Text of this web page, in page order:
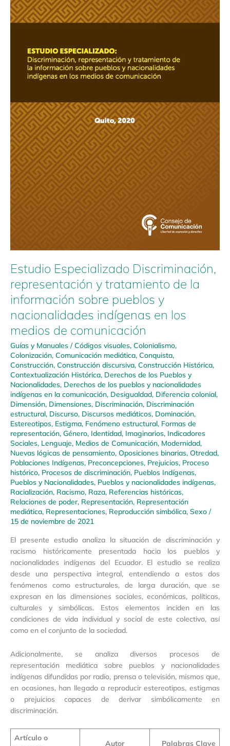
Estudio Especializado Discriminación,
representación y tratamiento de la
información sobre pueblos y
nacionalidades indígenas en los
medios de comunicación
Guías y Manuales /Códigos visuales, Colonialismo,
Colonización, Comunicación mediática, Conquista,
Construcción, Construcción discursiva, Construcción Histórica,
Contextualización Histórica, Derechos de los Pueblos y
Nacionalidades, Derechos de los pueblos y nacionalidades
indígenas en la comunicación, Desigualdad, Diferencia colonial,
Dimensión, Dimensiones, Discriminación, Discriminación
estructural, Discurso, Discursos mediáticos, Dominación,
Estereotipos, Estigma, Fenómeno estructural, Formas de
representación, Género, Identidad, Imaginarios, Indicadores
Sociales, Lenguaje, Medios de Comunicación, Modernidad,
Nuevas lógicas de pensamiento, Oposiciones binarias, Otredad,
Poblaciones Indígenas, Preconcepciones, Prejuicios, Proceso
histórico, Procesos de discriminación, Pueblos Indígenas,
Pueblos y Nacionalidades, Pueblos y nacionalidades indígenas,
Racialización, Racismo, Raza, Referencias históricas,
Relaciones de poder, Representación, Representación
mediática, Representaciones, Reproducción simbólica, Sexo /
15 de noviembre de 2021
El presente estudio analiza la situación de discriminación y
racismo históricamente presentada hacia los pueblos y
nacionalidades indígenas del Ecuador. El estudio se realiza
desde una perspectiva integral, entendiendo a estos dos
fenómenos como estructurales, de larga duración, que se
expresan en las dimensiones sociales, económicas, políticas,
culturales y simbólicas. Estos elementos inciden en las
condiciones de vida individual y social de este colectivo, así
como en el conjunto de la sociedad.
Adicionalmente, se analiza diversos procesos de
representación mediática sobre pueblos y nacionalidades
indígenas difundidas por radio, prensa o televisión, mismos que,
en ocasiones, han llegado a reproducir estereotipos, estigmas
o prejuicios capaces de derivar simbólicamente en
discriminación.
Artículo o
Autor Palabras Clave
y
tratamiento
información
sobre
pueblos
indígenas
en
los
medios
de
comunicación